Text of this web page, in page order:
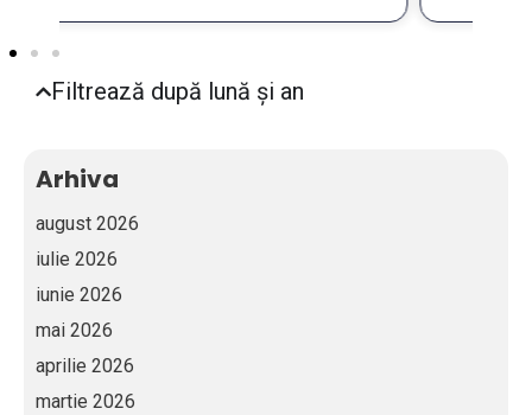
Filtrează după lună și an
Arhiva
august 2026
iulie 2026
iunie 2026
mai 2026
aprilie 2026
martie 2026